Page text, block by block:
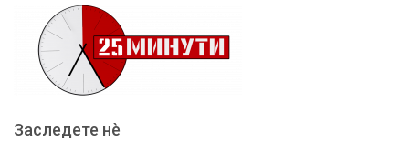
Заследете нѐ